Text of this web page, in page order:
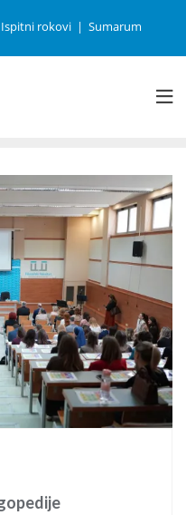
Ispitni rokovi Sumarum